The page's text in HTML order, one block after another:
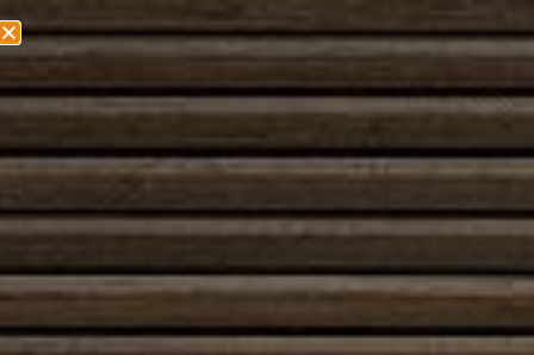
Olemme muuttamassa! Lisätietoa löydättäältä!
Avotakka
Avotakka on klassinen tapa tuoda kotiin sekä lämpöä
huoneesta viihtyisän, ja oikein sijoitettu avotakka